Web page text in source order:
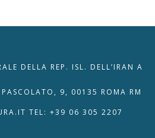
DELLA REP. ISL. DELL’IRAN A
9, 00135 ROMA RM
TEL: +39 06 305 2207
🇮🇹 🇬🇧